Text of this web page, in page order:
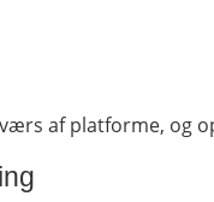
af platforme, og